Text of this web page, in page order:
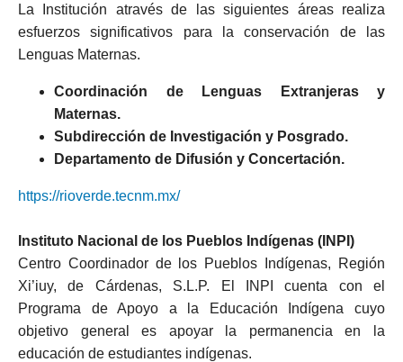
La Institución através de las siguientes áreas realiza
esfuerzos significativos para la conservación de las
Lenguas Maternas.
Coordinación de Lenguas Extranjeras y
Maternas.
Subdirección de Investigación y Posgrado.
Departamento de Difusión y Concertación.
https://rioverde.tecnm.mx/
Instituto Nacional de los Pueblos Indígenas (INPI)
Centro Coordinador de los Pueblos Indígenas, Región
Xi’iuy, de Cárdenas, S.L.P. El INPI cuenta con el
Programa de Apoyo a la Educación Indígena cuyo
objetivo general es apoyar la permanencia en la
educación de estudiantes indígenas.